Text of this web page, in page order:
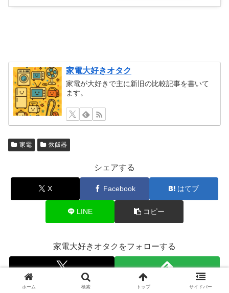
家電大好きオタク
家電が大好きで主に新旧の比較記事を書いて
ます。
家電 炊飯器
シェアする
X Facebook はてブ
LINE コピー
家電大好きオタクをフォローする
ホーム 検索 トップ サイドバー